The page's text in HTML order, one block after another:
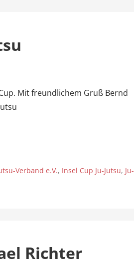
Mit freundlichem Gruß Bernd
Verband e.V., Insel Cup Ju-Jutsu, Ju-
Richter